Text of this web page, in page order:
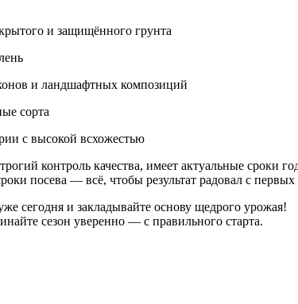
и защищённого грунта
и ландшафтных композиций
сорта
с высокой всхожестью
контроль качества, имеет актуальные
посева — всё, чтобы результат радовал с первых
сегодня и закладывайте основу щедрого урожая!
сезон уверенно — с правильного старта.